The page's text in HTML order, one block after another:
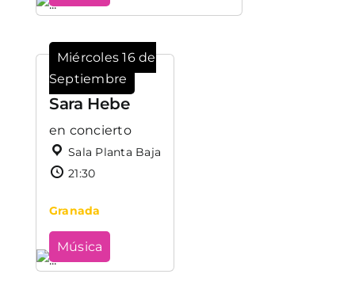
Miércoles 16 de
Septiembre
Sara Hebe
en concierto
Sala Planta Baja
21:30
Granada
Música